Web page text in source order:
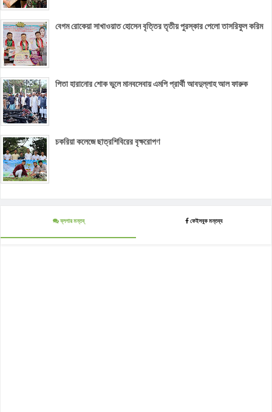
বেগম রোকেয়া সাখাওয়াত হোসেন বৃত্তির তৃতীয় পুরস্কার পেলো তাসরিফুল করিম
পিতা হারানোর শোক ভুলে মানবসেবায় এমপি প্রার্থী আবদুল্লাহ আল ফারুক
চকরিয়া কলেজে ছাত্রশিবিরের বৃক্ষরোপণ
ব্লগার মন্তব্ ফেইসবুক মন্তব্য